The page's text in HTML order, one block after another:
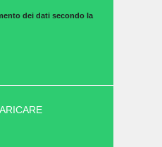
dei dati secondo la